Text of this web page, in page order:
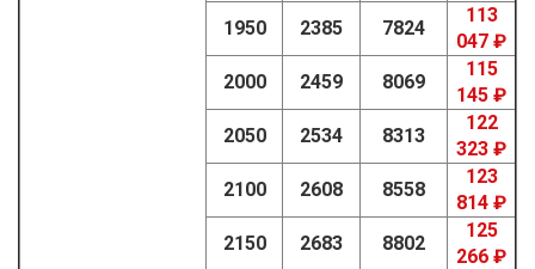
1950
2385 7824
113
047 ₽
2000
2459 8069
115
145 ₽
2050
2534 8313
122
323 ₽
2100
2608 8558
123
814 ₽
2150
2683 8802
125
266 ₽